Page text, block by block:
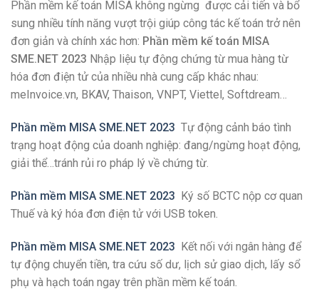
Phần mềm kế toán MISA không ngừng được cải tiến và bổ
sung nhiều tính năng vượt trội giúp công tác kế toán trở nên
đơn giản và chính xác hơn: Phần mềm kế toán MISA
SME.NET 2023 Nhập liệu tự động chứng từ mua hàng từ
hóa đơn điện tử của nhiều nhà cung cấp khác nhau:
meInvoice.vn, BKAV, Thaison, VNPT, Viettel, Softdream…
Phần mềm MISA SME.NET 2023 Tự động cảnh báo tình
trạng hoạt động của doanh nghiệp: đang/ngừng hoạt động,
giải thể…tránh rủi ro pháp lý về chứng từ.
Phần mềm MISA SME.NET 2023 Ký số BCTC nộp cơ quan
Thuế và ký hóa đơn điện tử với USB token.
Phần mềm MISA SME.NET 2023 Kết nối với ngân hàng để
tự động chuyển tiền, tra cứu số dư, lịch sử giao dịch, lấy sổ
phụ và hạch toán ngay trên phần mềm kế toán.